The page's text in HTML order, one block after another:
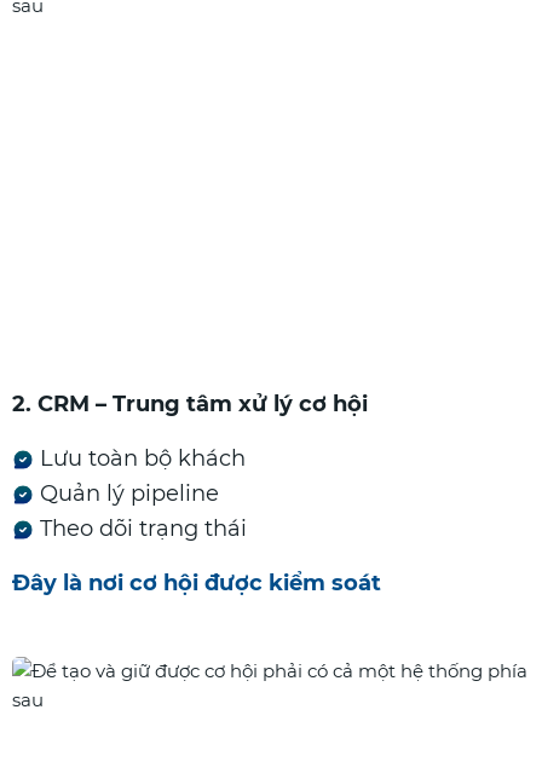
2. CRM – Trung tâm xử lý cơ hội
Lưu toàn bộ khách
Quản lý pipeline
Theo dõi trạng thái
Đây là nơi cơ hội được kiểm soát